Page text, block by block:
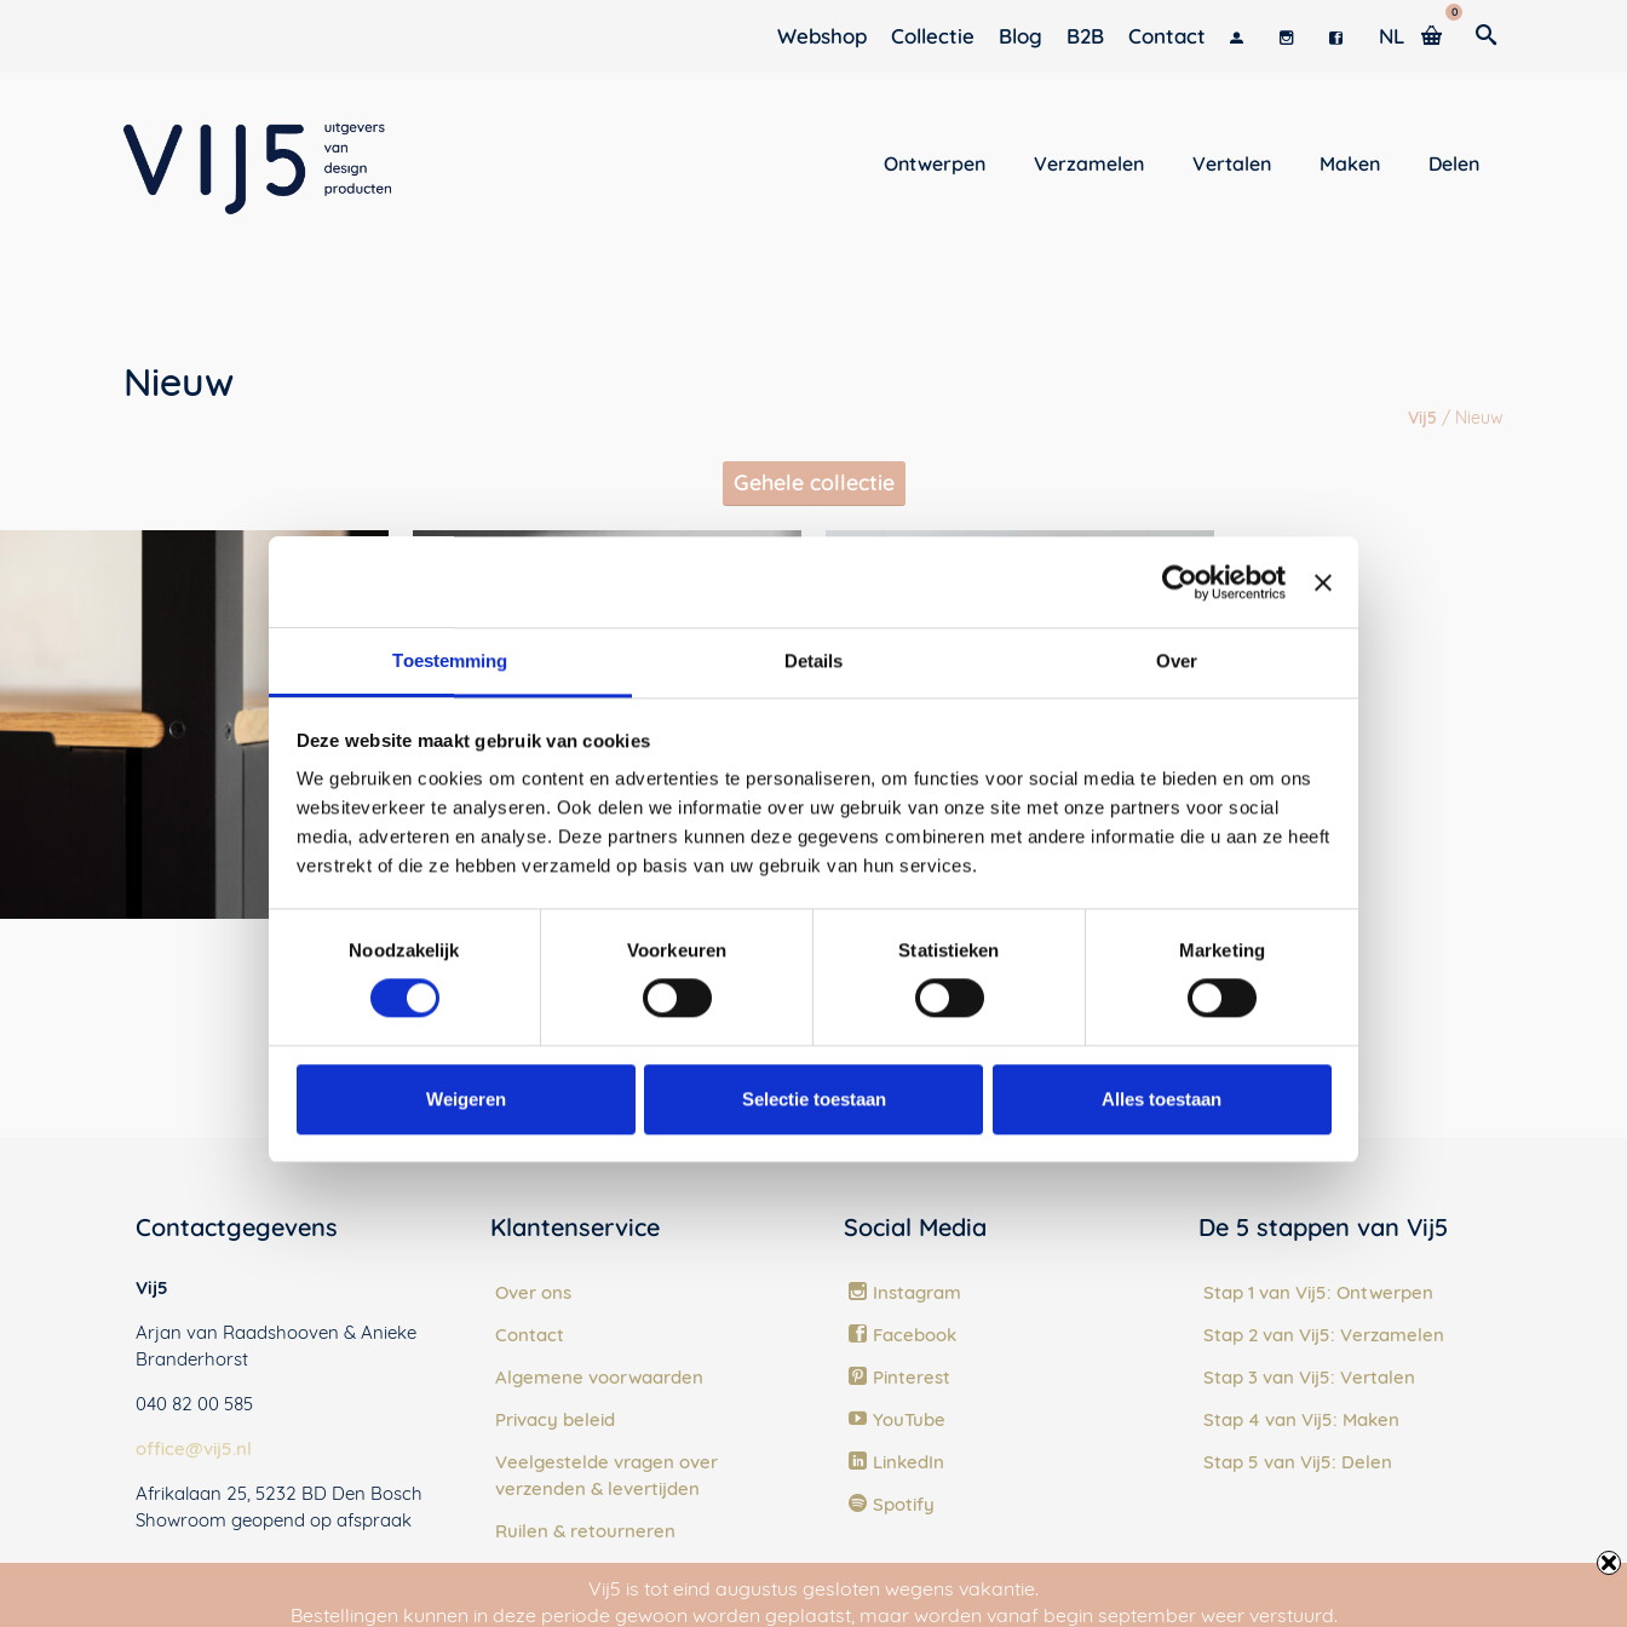
Toestemming Details Over
Deze website maakt gebruik van cookies
We gebruiken cookies om content en advertenties te personaliseren, om functies voor social media te bieden en om ons
websiteverkeer te analyseren. Ook delen we informatie over uw gebruik van onze site met onze partners voor social
media, adverteren en analyse. Deze partners kunnen deze gegevens combineren met andere informatie die u aan ze heeft
verstrekt of die ze hebben verzameld op basis van uw gebruik van hun services.
Toestemmingsselectie
Noodzakelijk
Voorkeuren Statistieken Marketing
Weigeren Selectie toestaan Alles toestaan
0
Webshop Collectie Blog B2B Contact NL
Ontwerpen Verzamelen Vertalen Maken Delen
Nieuw
Vij5 / Nieuw
Gehele collectie
Tube Cabinet door Maarten
Baptist
Precious Memories fotolijsten
door Isabel Quiroga
Qui bijzettafel door Marc Th. van
der Voorn
Contactgegevens
Vij5
Arjan van Raadshooven & Anieke
Branderhorst
040 82 00 585
office@vij5.nl
Afrikalaan 25, 5232 BD Den Bosch
Showroom geopend op afspraak
Klantenservice
Over ons
Contact
Algemene voorwaarden
Privacy beleid
Veelgestelde vragen over
verzenden & levertijden
Ruilen & retourneren
Social Media
Instagram
Facebook
Pinterest
YouTube
LinkedIn
Spotify
De 5 stappen van Vij5
Stap 1 van Vij5: Ontwerpen
Stap 2 van Vij5: Verzamelen
Stap 3 van Vij5: Vertalen
Stap 4 van Vij5: Maken
Stap 5 van Vij5: Delen
Vij5 is tot eind augustus gesloten wegens vakantie.
Bestellingen kunnen in deze periode gewoon worden geplaatst, maar worden vanaf begin september weer verstuurd.